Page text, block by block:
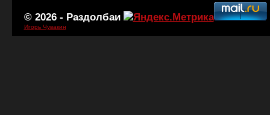
© 2026 - Раздолбаи
Игорь Чувакин